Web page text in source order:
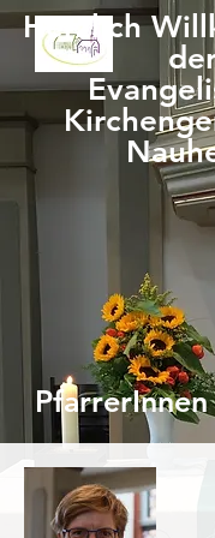
Herzlich
PfarrerInnen